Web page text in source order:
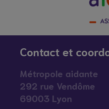
Contact et
Métropole aidante
292 rue Vendôme
69003 Lyon